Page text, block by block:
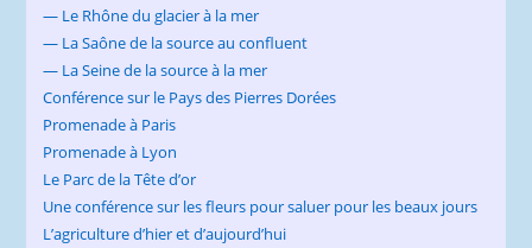
— Le Rhône du glacier à la mer
— La Saône de la source au confluent
— La Seine de la source à la mer
Conférence sur le Pays des Pierres Dorées
Promenade à Paris
Promenade à Lyon
Le Parc de la Tête d’or
Une conférence sur les fleurs pour saluer pour les beaux jours
L’agriculture d’hier et d’aujourd’hui